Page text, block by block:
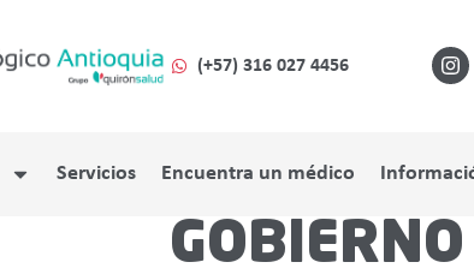
(+57) 316 027 4456
Servicios Encuentra un médico